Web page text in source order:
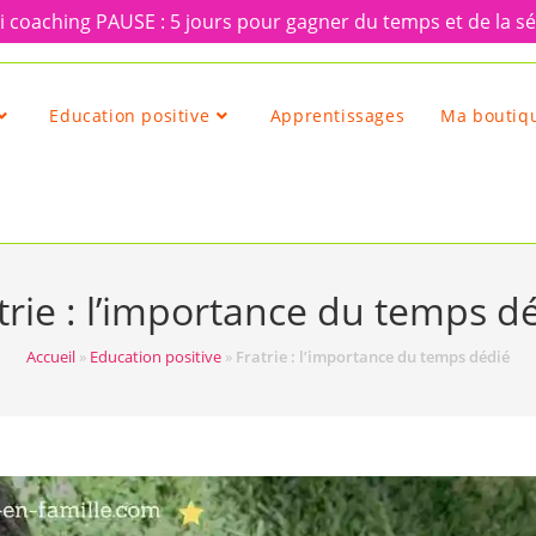
PAUSE : 5 jours pour gagner du temps et de la
Education positive Apprentissages Ma
: l’importance du temps
Accueil » Education positive » Fratrie : l’importance du temps dédié